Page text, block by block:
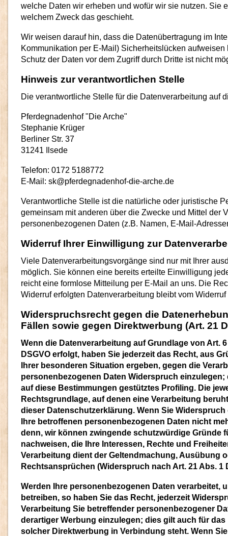
welche Daten wir erheben und wofür wir sie nutzen. Sie
welchem Zweck das geschieht.
Wir weisen darauf hin, dass die Datenübertragung im
Kommunikation per E-Mail) Sicherheitslücken
Schutz der Daten vor dem Zugriff durch Dritte ist nicht
Hinweis zur verantwortlichen Stelle
Die verantwortliche Stelle für die Datenverarbeitung auf
Pferdegnadenhof "Die Arche"
Stephanie Krüger
Berliner Str. 37
31241 Ilsede
Telefon: 0172 5188772
E-Mail: sk@pferdegnadenhof-die-arche.de
Verantwortliche Stelle ist die natürliche oder juristische
gemeinsam mit anderen über die Zwecke und Mittel der
personenbezogenen Daten (z.B. Namen, E-Mail-
Widerruf Ihrer Einwilligung zur
Viele Datenverarbeitungsvorgänge sind nur mit Ihrer
möglich. Sie können eine bereits erteilte Einwilligung
reicht eine formlose Mitteilung per E-Mail an uns. Die
Widerruf erfolgten Datenverarbeitung bleibt vom Widerruf
Widerspruchsrecht gegen die
Fällen sowie gegen Direktwerbung (Art. 21
Wenn die Datenverarbeitung auf Grundlage von Art.
DSGVO erfolgt, haben Sie jederzeit das Recht, aus
Ihrer besonderen Situation ergeben, gegen die
personenbezogenen Daten Widerspruch
auf diese Bestimmungen gestütztes Profiling. Die
Rechtsgrundlage, auf denen eine Verarbeitung
dieser Datenschutzerklärung. Wenn Sie Widerspruch
Ihre betroffenen personenbezogenen Daten nicht
denn, wir können zwingende schutzwürdige Gründe
nachweisen, die Ihre Interessen, Rechte und
Verarbeitung dient der Geltendmachung, Ausübung
Rechtsansprüchen (Widerspruch nach Art. 21 Abs. 1
Werden Ihre personenbezogenen Daten verarbeitet,
betreiben, so haben Sie das Recht, jederzeit
Verarbeitung Sie betreffender personenbezogener
derartiger Werbung einzulegen; dies gilt auch für
solcher Direktwerbung in Verbindung steht. Wenn